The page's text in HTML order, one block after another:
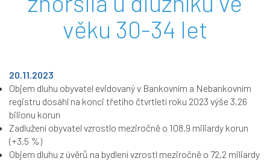
věku 30-34 let
20.11.2023
Objem dluhu obyvatel evidovaný v Bankovním a Nebankovním
registru dosáhl na konci třetího čtvrtletí roku 2023 výše 3,26
bilionu korun
Zadlužení obyvatel vzrostlo meziročně o 108,9 miliardy korun
(+3,5 %)
Objem dluhu z úvěrů na bydlení vzrostl meziročně o 72,2 miliardy